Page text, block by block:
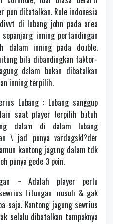
pun dibatalkan. Rule indonesia
di lubang john pada area
inning pertandingan
dalam inning pada double.
bila dibandingkan faktor-
dalam bukan dibatalkan
inning terpilih.
Lubang : Lubang sanggup
saat player terpilih butuh
dalam di dalam lubang
\ jadi punya vardagskl?der
kantong jagung dalam tdk
punya gede 3 poin.
~ Adalah player perlu
hitungan musuh & gak
saja. Kantong jagung sewrius
selalu dibatalkan tampaknya